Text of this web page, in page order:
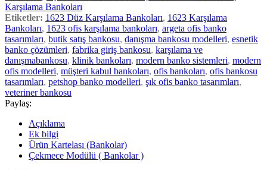
Karşılama Bankoları
Etiketler: 1623 Düz Karşılama Bankoları, 1623 Karşılama
Bankoları, 1623 ofis karşılama bankoları, argeta ofis banko
tasarımları, butik satış bankosu, danışma bankosu modelleri, esnetik
banko çözümleri, fabrika giriş bankosu, karşılama ve
danışmabankosu, klinik bankoları, modern banko sistemleri, modern
ofis modelleri, müşteri kabul bankoları, ofis bankoları, ofis bankosu
tasarımları, petshop banko modelleri, şık ofis banko tasarımları,
veteriner bankosu
Paylaş:
Açıklama
Ek bilgi
Ürün Kartelası (Bankolar)
Çekmece Modülü ( Bankolar )